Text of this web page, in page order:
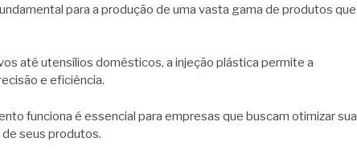
para a produção de uma vasta gama de produtos que
até utensílios domésticos, a injeção plástica permite a
e eficiência.
funciona é essencial para empresas que buscam otimizar sua
seus produtos.